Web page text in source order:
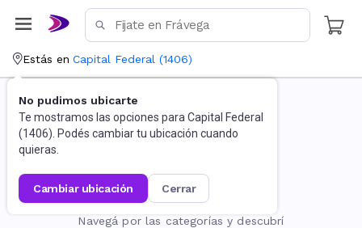
Estás en Capital Federal (1406)
No pudimos ubicarte
Te mostramos las opciones para Capital Federal
(1406). Podés cambiar tu ubicación cuando
quieras.
cambiar ubicación cerrar
La página no existe
Navegá por las categorías y descubrí